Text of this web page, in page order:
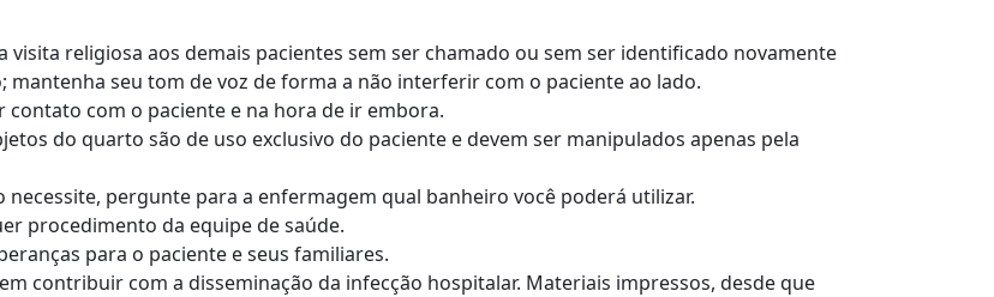
visita religiosa aos demais pacientes sem ser chamado ou sem ser identificado novamente
mantenha seu tom de voz de forma a não interferir com o paciente ao lado.
contato com o paciente e na hora de ir embora.
do quarto são de uso exclusivo do paciente e devem ser manipulados apenas pela
necessite, pergunte para a enfermagem qual banheiro você poderá utilizar.
procedimento da equipe de saúde.
para o paciente e seus familiares.
contribuir com a disseminação da infecção hospitalar. Materiais impressos, desde que